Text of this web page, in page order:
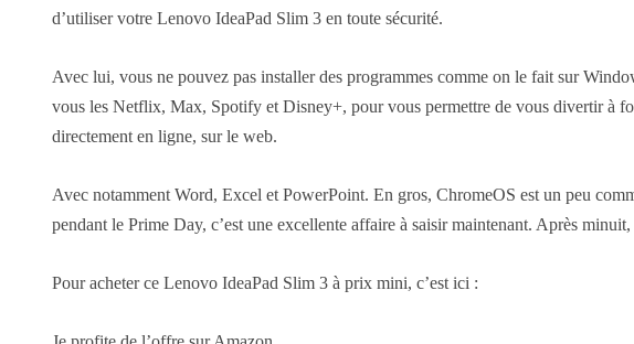
d’utiliser votre Lenovo IdeaPad Slim 3 en toute sécurité.
Avec lui, vous ne pouvez pas installer des programmes comme on le fait sur
vous les Netflix, Max, Spotify et Disney+, pour vous permettre de vous divertir à
directement en ligne, sur le web.
Avec notamment Word, Excel et PowerPoint. En gros, ChromeOS est un peu
pendant le Prime Day, c’est une excellente affaire à saisir maintenant. Après
Pour acheter ce Lenovo IdeaPad Slim 3 à prix mini, c’est ici :